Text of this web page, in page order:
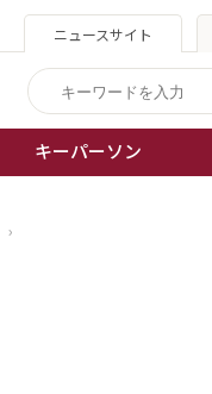
ニュースサイト
キーパーソン
›